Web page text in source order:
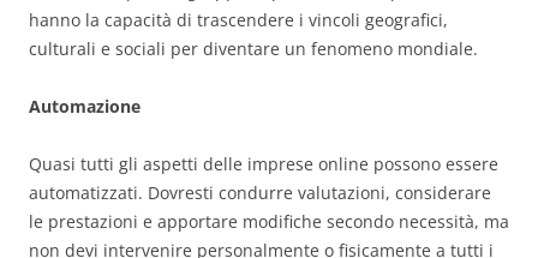
hanno la capacità di trascendere i vincoli geografici,
culturali e sociali per diventare un fenomeno mondiale.
Automazione
Quasi tutti gli aspetti delle imprese online possono essere
automatizzati. Dovresti condurre valutazioni, considerare
le prestazioni e apportare modifiche secondo necessità, ma
non devi intervenire personalmente o fisicamente a tutti i